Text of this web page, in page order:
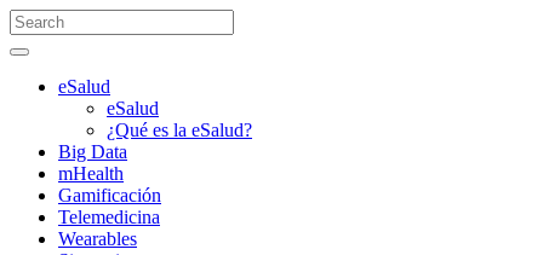
eSalud
eSalud
¿Qué es la eSalud?
Big Data
mHealth
Gamificación
Telemedicina
Wearables